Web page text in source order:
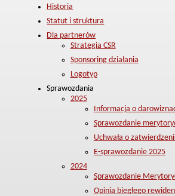
Historia
Statut i struktura
Dla partnerów
Strategia CSR
Sponsoring działania
Logotyp
Sprawozdania
2025
Informacja o
Sprawozdanie
Uchwała o
E-sprawozdanie 2025
2024
Sprawozdanie
Opinia biegłego